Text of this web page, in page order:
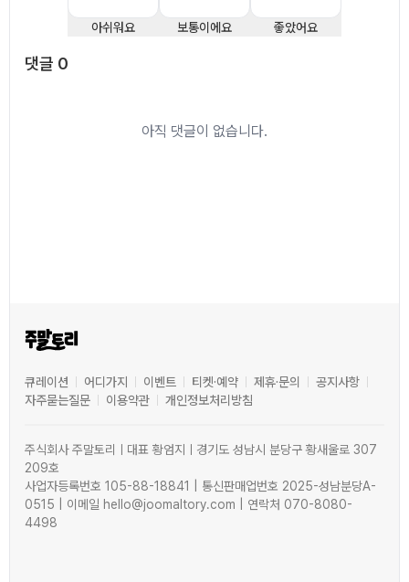
아쉬워요 보통이에요 좋았어요
댓글 0
아직 댓글이 없습니다.
큐레이션 어디가지 이벤트 티켓·예약 제휴·문의
공지사항
자주묻는질문
이용약관 개인정보처리방침
주식회사 주말토리ㅣ대표 황엄지ㅣ경기도 성남시 분당구 황새울로 307
209호
사업자등록번호 105-88-18841 | 통신판매업번호 2025-성남분당A-
0515 | 이메일 hello@joomaltory.com | 연락처 070-8080-
4498